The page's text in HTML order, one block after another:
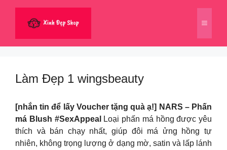
dung
Menu
Làm Đẹp 1 wingsbeauty
[nhắn tin để lấy Voucher tặng quà ạ!] NARS – Phấn
má Blush #SexAppeal
Loại phấn má hồng được yêu
thích và bán chạy nhất, giúp đôi má ửng hồng tự
nhiên, không trọng lượng ở dạng mờ, satin và lấp lánh